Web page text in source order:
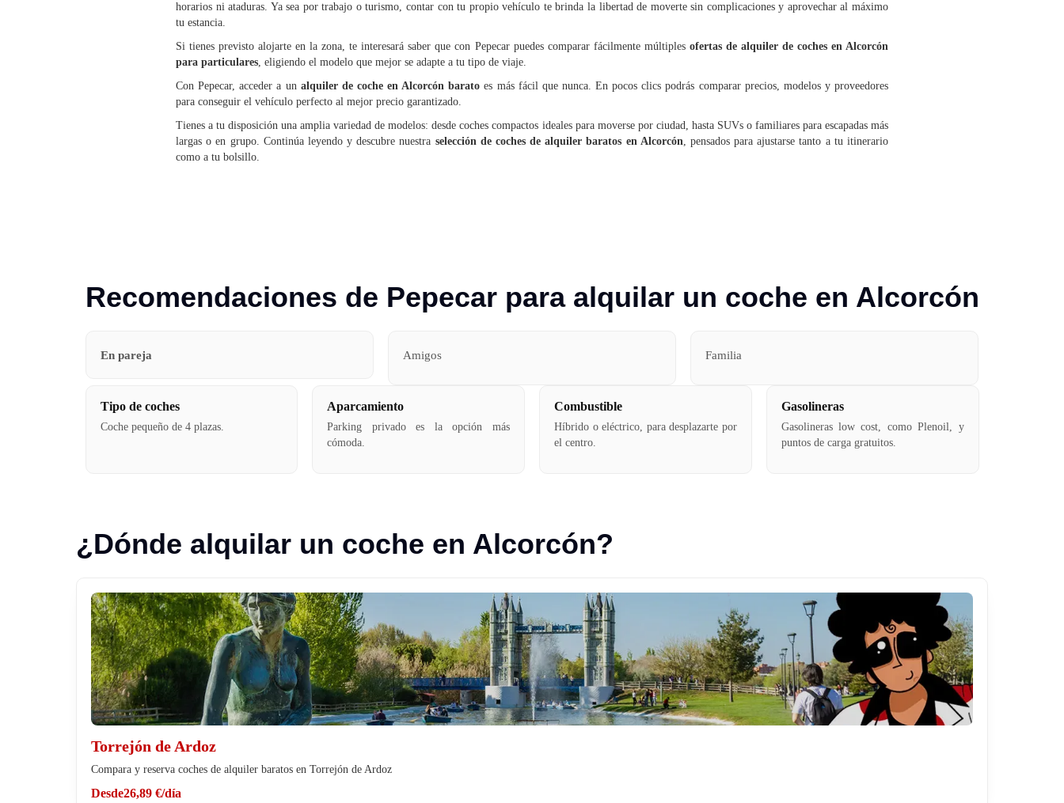
horarios ni ataduras. Ya sea por trabajo o turismo, contar con tu propio vehículo te brinda la libertad de moverte sin complicaciones y aprovechar al máximo
tu estancia.
Si tienes previsto alojarte en la zona, te interesará saber que con Pepecar puedes comparar fácilmente múltiplesofertas de alquiler de coches en Alcorcón
para particulares, eligiendo el modelo que mejor se adapte a tu tipo de viaje.
Con Pepecar, acceder a unalquiler de coche en Alcorcón barato es más fácil que nunca. En pocos clics podrás comparar precios, modelos y proveedores
para conseguir el vehículo perfecto al mejor precio garantizado.
Tienes a tu disposición una amplia variedad de modelos: desde coches compactos ideales para moverse por ciudad, hasta SUVs o familiares para escapadas más
largas o en grupo. Continúa leyendo y descubre nuestra selección de coches de alquiler baratos en Alcorcón, pensados para ajustarse tanto a tu itinerario
como a tu bolsillo.
Recomendaciones de Pepecar para alquilar un coche en Alcorcón
En pareja Amigos Familia
Tipo de coches
Coche pequeño de 4 plazas.
Aparcamiento
Parking privado es la opción más
cómoda.
Combustible
Híbrido o eléctrico, para desplazarte por
el centro.
Gasolineras
Gasolineras low cost, como Plenoil, y
puntos de carga gratuitos.
¿Dónde alquilar un coche en Alcorcón?
Torrejón de Ardoz
Compara y reserva coches de alquiler baratos en Torrejón de Ardoz
Desde26,89 €/día